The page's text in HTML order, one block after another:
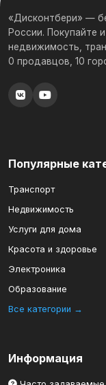
«Дисконтбери» —
России. Покупайте
недвижимость,
0 продавцов, 10
Популярные
Транспорт
Недвижимость
Услуги для дома
Красота и здоровье
Электроника
Образование
Все категории →
Информация